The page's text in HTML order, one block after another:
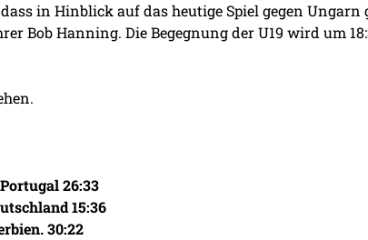
in Hinblick auf das heutige Spiel gegen Ungarn
Bob Hanning. Die Begegnung der U19 wird um
26:33
15:36
30:22